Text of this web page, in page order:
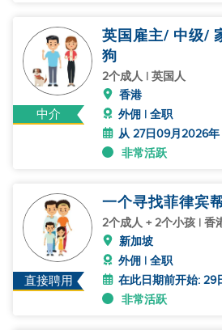
中介
英国雇主/ 中级/
狗
2个成人 | 英国人
香港
外佣 | 全职
从 27日09月2026年
非常活跃
直接聘用
一个寻找菲律宾
2个成人 + 2个小孩 | 香
新加坡
外佣 | 全职
在此日期前开始: 29
非常活跃